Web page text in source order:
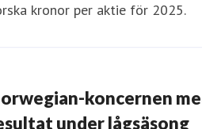
kronor per aktie för 2025.
koncernen
under lågsäsong